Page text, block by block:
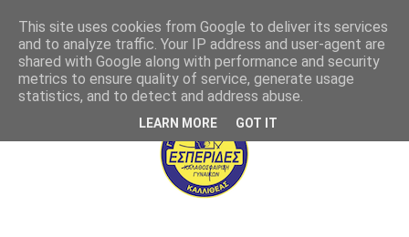
This site uses cookies from Google to deliver its services
and to analyze traffic. Your IP address and user-agent are
shared with Google along with performance and security
metrics to ensure quality of service, generate usage
statistics, and to detect and address abuse.
LEARN MORE GOT IT